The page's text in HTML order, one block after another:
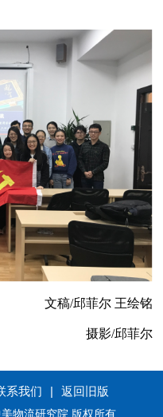
文稿/邱菲尔 王绘铭
摄影/邱菲尔
系我们 | 返回旧版
物流研究院 版权所有